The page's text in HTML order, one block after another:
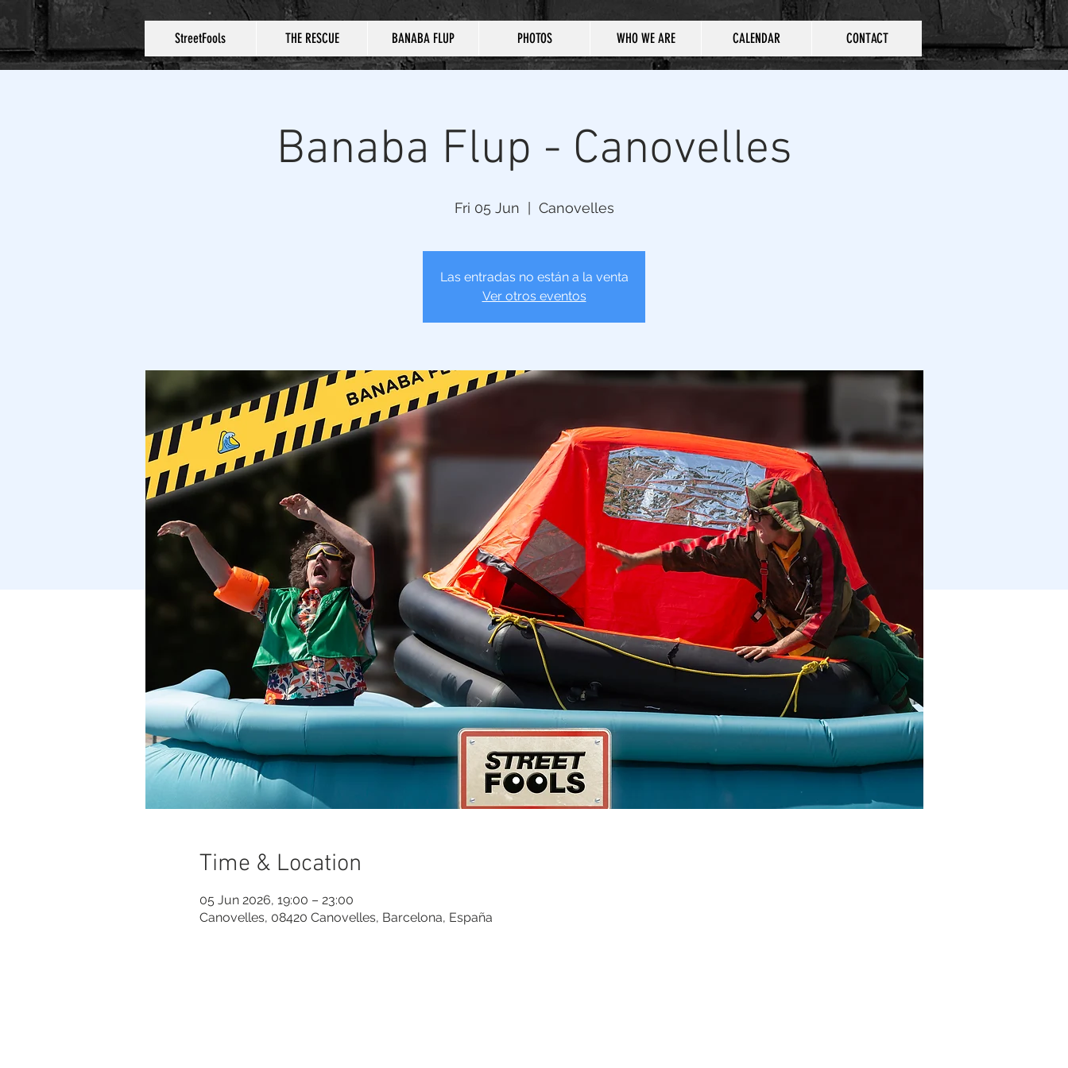
StreetFools THE RESCUE BANABA FLUP PHOTOS WHO WE ARE CALENDAR CONTACT
Banaba Flup - Canovelles
Fri 05 Jun Canovelles
Las entradas no están a la venta
Ver otros eventos
Time & Location
05 Jun 2026, 19:00 – 23:00
Canovelles, 08420 Canovelles, Barcelona, España